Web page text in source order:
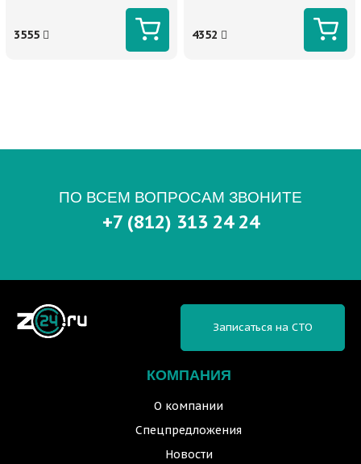
3555 4352
ПО ВСЕМ ВОПРОСАМ ЗВОНИТЕ
+7 (812) 313 24 24
КОМПАНИЯ
О компании
Спецпредложения
Новости
Записаться на СТО